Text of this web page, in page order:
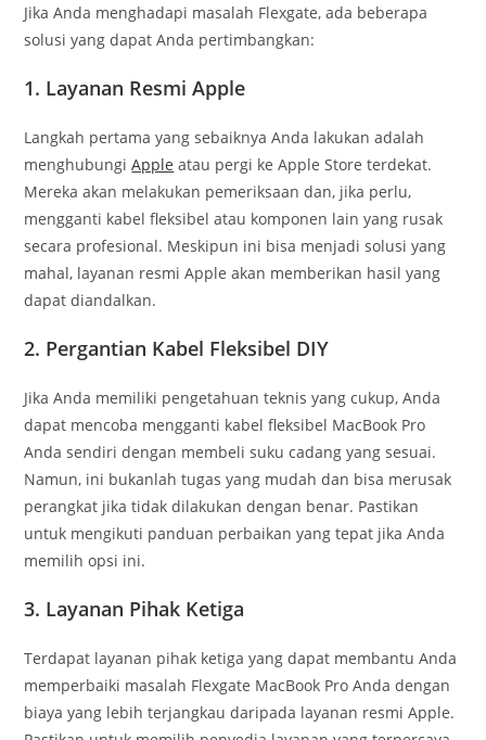
Jika Anda menghadapi masalah Flexgate, ada beberapa
solusi yang dapat Anda pertimbangkan:
1. Layanan Resmi Apple
Langkah pertama yang sebaiknya Anda lakukan adalah
menghubungiApple atau pergi ke Apple Store terdekat.
Mereka akan melakukan pemeriksaan dan, jika perlu,
mengganti kabel fleksibel atau komponen lain yang rusak
secara profesional. Meskipun ini bisa menjadi solusi yang
mahal, layanan resmi Apple akan memberikan hasil yang
dapat diandalkan.
2. Pergantian Kabel Fleksibel DIY
Jika Anda memiliki pengetahuan teknis yang cukup, Anda
dapat mencoba mengganti kabel fleksibel MacBook Pro
Anda sendiri dengan membeli suku cadang yang sesuai.
Namun, ini bukanlah tugas yang mudah dan bisa merusak
perangkat jika tidak dilakukan dengan benar. Pastikan
untuk mengikuti panduan perbaikan yang tepat jika Anda
memilih opsi ini.
3. Layanan Pihak Ketiga
Terdapat layanan pihak ketiga yang dapat membantu Anda
memperbaiki masalah Flexgate MacBook Pro Anda dengan
biaya yang lebih terjangkau daripada layanan resmi Apple.